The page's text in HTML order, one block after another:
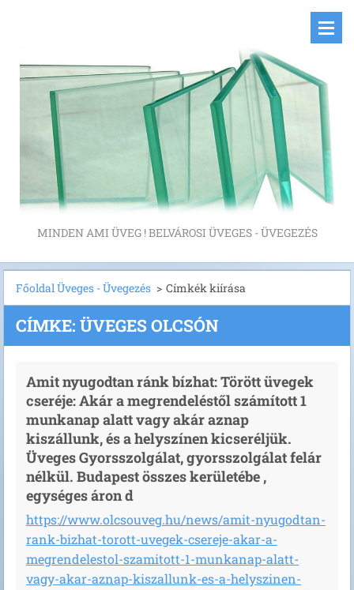
MINDEN AMI ÜVEG ! BELVÁROSI ÜVEGES - ÜVEGEZÉS
Főoldal Üveges - Üvegezés > Címkék kiírása
CÍMKE: ÜVEGES OLCSÓN
Amit nyugodtan ránk bízhat: Törött üvegek
cseréje: Akár a megrendeléstől számított 1
munkanap alatt vagy akár aznap
kiszállunk, és a helyszínen kicseréljük.
Üveges Gyorsszolgálat, gyorsszolgálat felár
nélkül. Budapest összes kerületébe ,
egységes áron d
https://www.olcsouveg.hu/news/amit-nyugodtan-
rank-bizhat-torott-uvegek-csereje-akar-a-
megrendelestol-szamitott-1-munkanap-alatt-
vagy-akar-aznap-kiszallunk-es-a-helyszinen-